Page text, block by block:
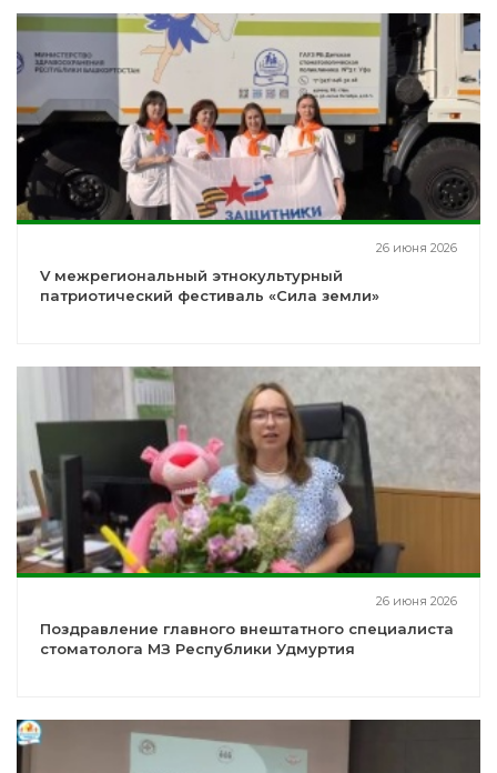
26 июня 2026
V межрегиональный этнокультурный
патриотический фестиваль «Сила земли»
26 июня 2026
Поздравление главного внештатного специалиста
стоматолога МЗ Республики Удмуртия